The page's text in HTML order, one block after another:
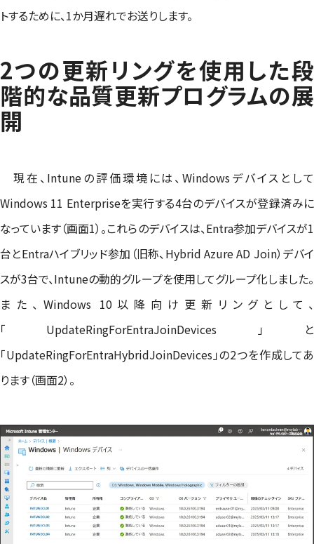
トするために、1か月遅れでお送りします。
2つの更新リングを使用した段
階的な品質更新プログラムの展
開
現在、Intuneの評価環境には、Windowsデバイスとして
Windows 11 Enterpriseを実行する4台のデバイスが登録済みに
なっています（画面1）。これらのデバイスは、Entra参加デバイスが1
台とEntraハイブリッド参加（旧称、Hybrid Azure AD Join）デバイ
スが3台で、Intuneの動的グループを使用してグループ化しました。
また、Windows 10以降向け更新リングとして、
「UpdateRingForEntraJoinDevices」と
「UpdateRingForEntraHybridJoinDevices」の2つを作成してあ
ります（画面2）。